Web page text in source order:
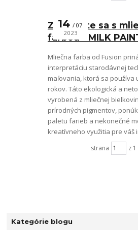
Kategórie blogu
Zoznámte sa s
farbou - MILK
14
07
2023
Mliečna farba od Fusion
interpretáciu starodávnej
maľovania, ktorá sa používa
rokov. Táto ekologická a
vyrobená z mliečnej
prírodných pigmentov,
paletu farieb a nekonečné
kreatívneho využitia pre váš
strana z 1